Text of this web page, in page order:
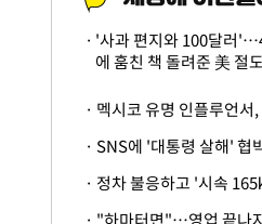
'사과 편지와 100달러
에 훔친 책 돌려준 美 절